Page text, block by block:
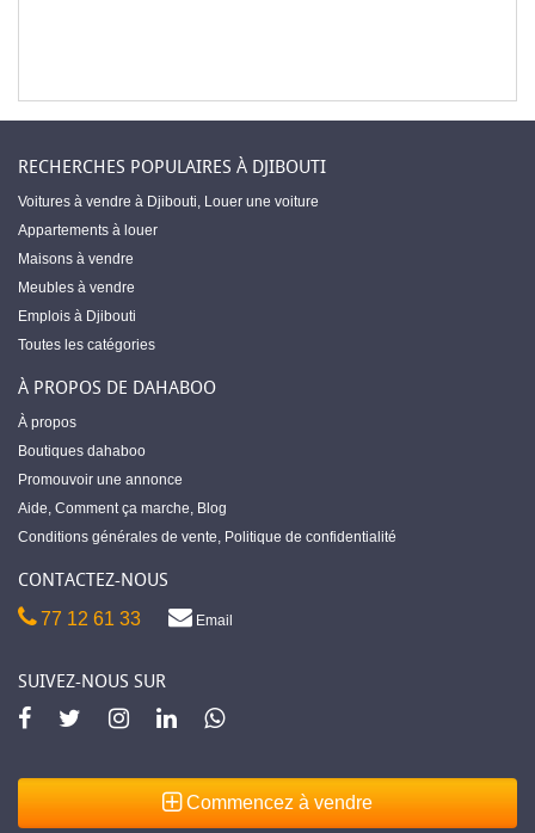
RECHERCHES POPULAIRES À DJIBOUTI
Voitures à vendre à Djibouti, Louer une voiture
Appartements à louer
Maisons à vendre
Meubles à vendre
Emplois à Djibouti
Toutes les catégories
À PROPOS DE DAHABOO
À propos
Boutiques dahaboo
Promouvoir une annonce
Aide, Comment ça marche, Blog
Conditions générales de vente, Politique de confidentialité
CONTACTEZ-NOUS
77 12 61 33 Email
SUIVEZ-NOUS SUR
Commencez à vendre